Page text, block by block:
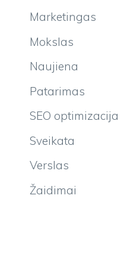
Marketingas
Mokslas
Naujiena
Patarimas
SEO optimizacija
Sveikata
Verslas
Žaidimai